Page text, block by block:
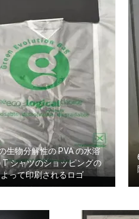
生物分解性の PVA の水溶
T シャツのショッピングの
って印刷されるロゴ